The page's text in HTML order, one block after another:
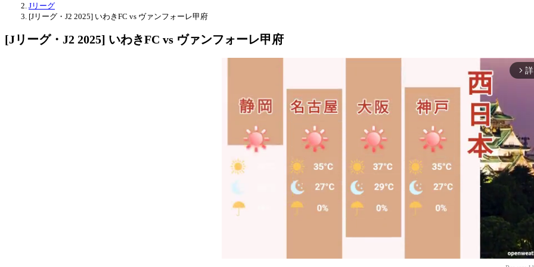
Jリーグ
[Jリーグ・J2 2025] いわきFC vs ヴァンフォーレ甲府
[Jリーグ・J2 2025] いわきFC vs ヴァンフォーレ甲府
arrow_forward_ios